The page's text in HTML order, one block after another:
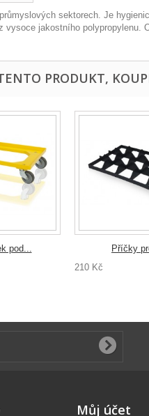
sektorech. Je
vysoce jakostního
PRODUKT,
pod...
Příčky
210 Kč
Můj účet